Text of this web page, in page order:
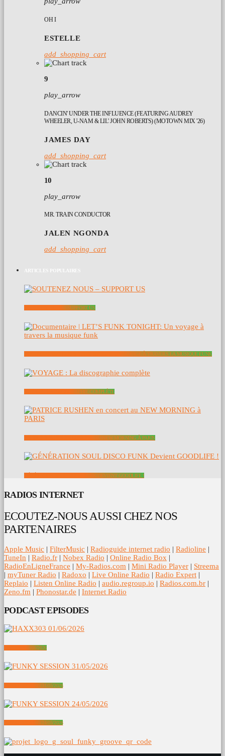
OH I
ESTELLE
add_shopping_cart
9
play_arrow
DANCIN' UNDER THE INFLUENCE (FEATURING AUDREY
WHEELER, U-NAM & LIL' JOHN ROBERTS) (MOTOWN MIX '26)
JAMES DAY
add_shopping_cart
10
play_arrow
MR. TRAIN CONDUCTOR
JALEN NGONDA
add_shopping_cart
ARTICLES POPULAIRES
SOUTENEZ NOUS – SUPPORT US
DOCUMENTAIRE | LET’S FUNK TONIGHT: UN VOYAGE À TRAVERS LA MUSIQUE FUNK
VOYAGE : LA DISCOGRAPHIE COMPLÈTE
PATRICE RUSHEN EN CONCERT AU NEW MORNING À PARIS
GÉNÉRATION SOUL DISCO FUNK DEVIENT GOODLIFE !
RADIOS INTERNET
ECOUTEZ-NOUS AUSSI CHEZ NOS
PARTENAIRES
Apple Music | FilterMusic | Radioguide internet radio | Radioline |
TuneIn | Radio.fr | Nobex Radio | Online Radio Box |
RadioEnLigneFrance | My-Radios.com | Mini Radio Player | Streema
| myTuner Radio | Radoxo | Live Online Radio | Radio Expert |
Replaio | Listen Online Radio | audio.regroup.io | Radios.com.br |
Zeno.fm | Phonostar.de | Internet Radio
PODCAST EPISODES
HAXX303 01/06/2026
FUNKY SESSION 31/05/2026
FUNKY SESSION 24/05/2026